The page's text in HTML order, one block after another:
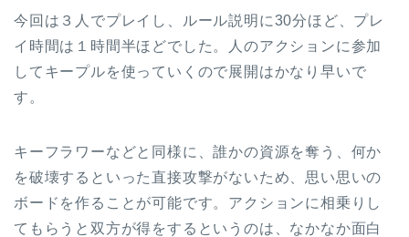
今回は３人でプレイし、ルール説明に30分ほど、プレ
イ時間は１時間半ほどでした。人のアクションに参加
してキープルを使っていくので展開はかなり早いで
す。
キーフラワーなどと同様に、誰かの資源を奪う、何か
を破壊するといった直接攻撃がないため、思い思いの
ボードを作ることが可能です。アクションに相乗りし
てもらうと双方が得をするというのは、なかなか面白